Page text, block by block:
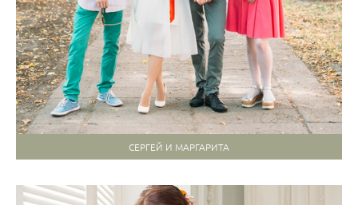
СЕРГЕЙ И МАРГАРИТА